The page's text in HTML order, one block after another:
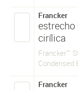
Francker
cirílica
Francker™
Condensed
Francker